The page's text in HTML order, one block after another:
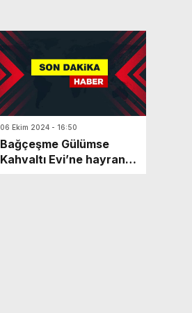
06 Ekim 2024 - 16:50
Bağçeşme Gülümse
Kahvaltı Evi’ne hayran